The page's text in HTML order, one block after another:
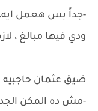
-جداً بس هعمل
ودي فيها مبالغ ،
ضيق عثمان
-مش ده المكن